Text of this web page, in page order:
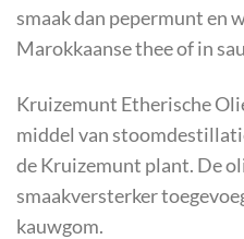
smaak dan pepermunt en
Marokkaanse thee of in
Kruizemunt Etherische
middel van
de Kruizemunt plant. De
smaakversterker
kauwgom.